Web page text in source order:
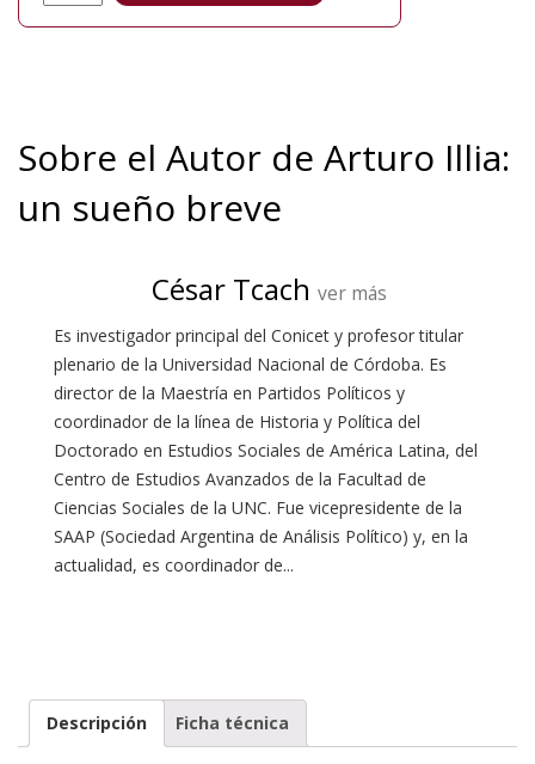
Sobre el Autor de Arturo Illia:
un sueño breve
César Tcach ver más
Es investigador principal del Conicet y profesor titular
plenario de la Universidad Nacional de Córdoba. Es
director de la Maestría en Partidos Políticos y
coordinador de la línea de Historia y Política del
Doctorado en Estudios Sociales de América Latina, del
Centro de Estudios Avanzados de la Facultad de
Ciencias Sociales de la UNC. Fue vicepresidente de la
SAAP (Sociedad Argentina de Análisis Político) y, en la
actualidad, es coordinador de...
Descripción Ficha técnica